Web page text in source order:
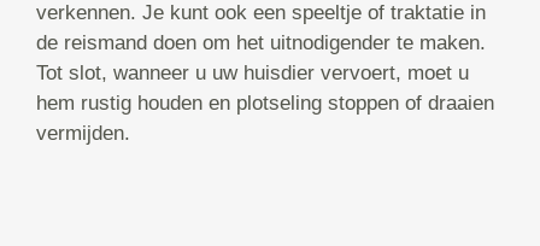
verkennen. Je kunt ook een speeltje of traktatie in
de reismand doen om het uitnodigender te maken.
Tot slot, wanneer u uw huisdier vervoert, moet u
hem rustig houden en plotseling stoppen of draaien
vermijden.